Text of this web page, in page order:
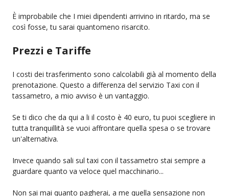
È improbabile che I miei dipendenti arrivino in ritardo, ma se
così fosse, tu sarai quantomeno risarcito.
Prezzi e Tariffe
I costi dei trasferimento sono calcolabili già al momento della
prenotazione. Questo a differenza del servizio Taxi con il
tassametro, a mio avviso è un vantaggio.
Se ti dico che da qui a li il costo è 40 euro, tu puoi scegliere in
tutta tranquillità se vuoi affrontare quella spesa o se trovare
un'alternativa.
Invece quando sali sul taxi con il tassametro stai sempre a
guardare quanto va veloce quel macchinario...
Non sai mai quanto pagherai, a me quella sensazione non